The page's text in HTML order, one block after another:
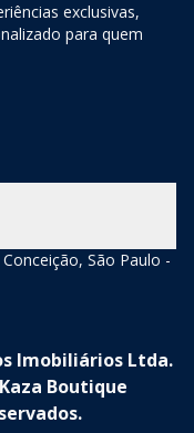
exclusivas,
para quem
São Paulo -
Imobiliários Ltda.
Boutique